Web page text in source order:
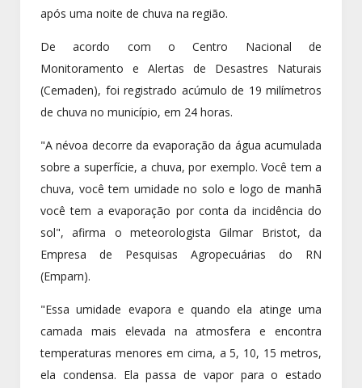
após uma noite de chuva na região.
De acordo com o Centro Nacional de
Monitoramento e Alertas de Desastres Naturais
(Cemaden), foi registrado acúmulo de 19 milímetros
de chuva no município, em 24 horas.
"A névoa decorre da evaporação da água acumulada
sobre a superfície, a chuva, por exemplo. Você tem a
chuva, você tem umidade no solo e logo de manhã
você tem a evaporação por conta da incidência do
sol", afirma o meteorologista Gilmar Bristot, da
Empresa de Pesquisas Agropecuárias do RN
(Emparn).
"Essa umidade evapora e quando ela atinge uma
camada mais elevada na atmosfera e encontra
temperaturas menores em cima, a 5, 10, 15 metros,
ela condensa. Ela passa de vapor para o estado